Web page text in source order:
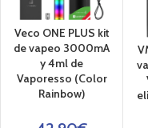
Veco ONE PLUS kit
de vapeo 3000mA
y 4ml de
Vaporesso (Color
Rainbow)